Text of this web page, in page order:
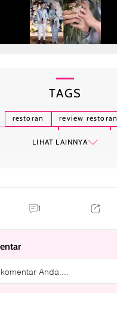
TAGS
restoran
review restoran
LIHAT LAINNYA
1
Anda....